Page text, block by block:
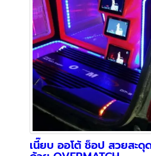
Caraudiomedia/December 17,